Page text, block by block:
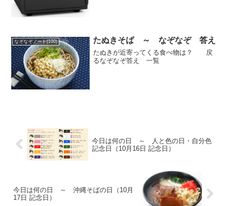
なぞなぞノート(100) たぬきそば ～ なぞなぞ 答え
たぬきが近寄ってくる食べ物は？ 戻
るなぞなぞ答え 一覧
今日は何の日 ～ 人と色の日・自分色
記念日（10月16日 記念日）
今日は何の日 ～ 沖縄そばの日（10月
17日 記念日）